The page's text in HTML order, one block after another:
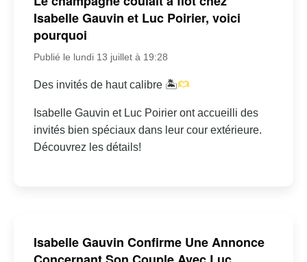
Isabelle Gauvin et Luc Poirier, voici
pourquoi
Publié le lundi 13 juillet à 19:28
Des invités de haut calibre 🏝
Isabelle Gauvin et Luc Poirier ont accueilli des
invités bien spéciaux dans leur cour extérieure.
Découvrez les détails!
Isabelle Gauvin Confirme Une Annonce